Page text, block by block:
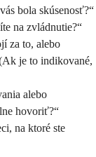
bola skúsenosť?“
na zvládnutie?“
za to, alebo
je to indikované,
alebo
hovoriť?“
na ktoré ste